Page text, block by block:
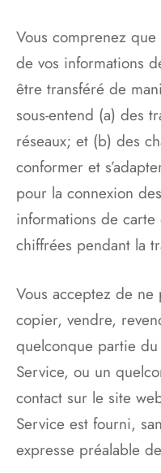
Vous comprenez que
de vos informations
être transféré de
sous-entend (a) des
réseaux; et (b) des
conformer et
pour la connexion
informations de
chiffrées pendant la
Vous acceptez de
copier, vendre,
quelconque partie
Service, ou un
contact sur le site
Service est fourni,
expresse préalable